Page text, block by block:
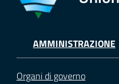
argomenti...
AMMINISTRAZIONE
Organi di governo